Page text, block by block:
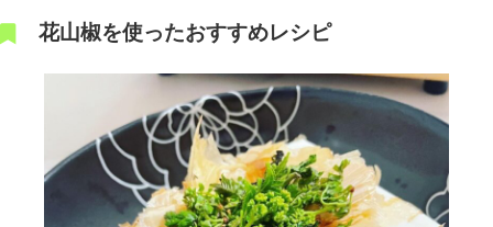
花山椒を使ったおすすめレシピ